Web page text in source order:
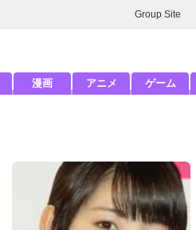
Group Site
漫画 アニメ ゲーム